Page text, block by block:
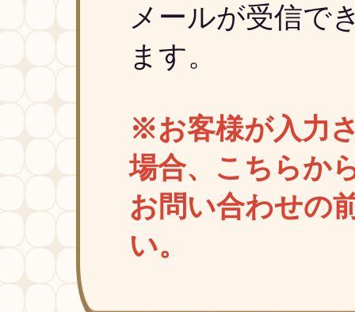
メールが受信で
ます。
※お客様が入力
場合、こちらか
お問い合わせの
い。